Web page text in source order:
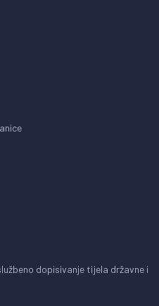
dopisivanje tijela državne i